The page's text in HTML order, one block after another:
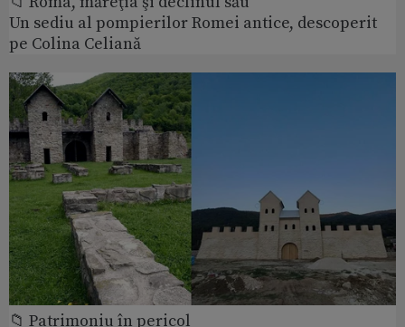
Un sediu al pompierilor Romei antice, descoperit
pe Colina Celiană
📁 Patrimoniu în pericol